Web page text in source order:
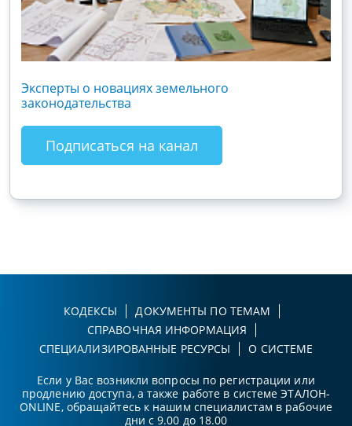
Эксперты о новациях земельного
законодательства
Подписаться на канал
КОДЕКСЫ
ДОКУМЕНТЫ ПО ТЕМАМ
СПРАВОЧНАЯ ИНФОРМАЦИЯ
СПЕЦИАЛИЗИРОВАННЫЕ РЕСУРСЫ
О СИСТЕМЕ
Если у Вас возникли вопросы по регистрации или
продлению доступа, а также работе в системе ЭТАЛОН-
ONLINE, обращайтесь к нашим специалистам в рабочие
дни с 9.00 до 18.00